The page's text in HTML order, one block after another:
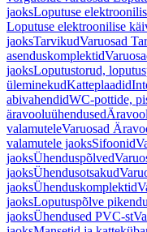
jaoksLoputuse
Loputuse elektroonilise
jaoksTarvikudVaruosad
asenduskomplektid
jaoksLoputustorud,
üleminekudKatteplaadid
abivahendidWC-pottide,
äravooluühendused
valamuteleVaruosad
valamutele jaoksSifoonid
jaoksÜhenduspõlved
jaoksÜhendusotsakud
jaoksÜhenduskomplektid
jaoksLoputuspõlve
jaoksÜhendused PVC-st